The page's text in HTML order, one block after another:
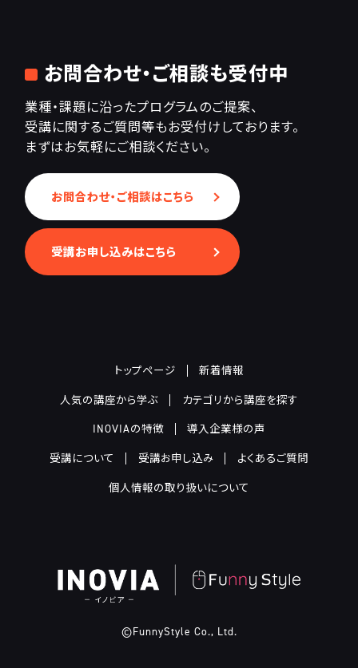
お問合わせ・ご相談も受付中
業種・課題に沿ったプログラムのご提案、
受講に関するご質問等もお受付けしております。
まずはお気軽にご相談ください。
お問合わせ・ご相談はこちら
受講お申し込みはこちら
トップページ 新着情報
人気の講座から学ぶ カテゴリから講座を探す
INOVIAの特徴 導入企業様の声
受講について 受講お申し込み よくあるご質問
個人情報の取り扱いについて
©FunnyStyle Co., Ltd.